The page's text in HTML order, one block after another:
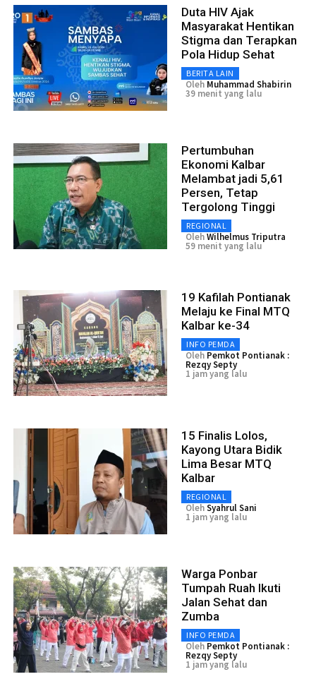
Duta HIV Ajak
Masyarakat Hentikan
Stigma dan Terapkan
Pola Hidup Sehat
BERITA LAIN
Oleh Muhammad Shabirin
39 menit yang lalu
Pertumbuhan
Ekonomi Kalbar
Melambat jadi 5,61
Persen, Tetap
Tergolong Tinggi
REGIONAL
OlehWilhelmus Triputra
59 menit yang lalu
19 Kafilah Pontianak
Melaju ke Final MTQ
Kalbar ke-34
INFO PEMDA
Oleh Pemkot Pontianak :
Rezqy Septy
1 jam yang lalu
15 Finalis Lolos,
Kayong Utara Bidik
Lima Besar MTQ
Kalbar
REGIONAL
OlehSyahrul Sani
1 jam yang lalu
Warga Ponbar
Tumpah Ruah Ikuti
Jalan Sehat dan
Zumba
INFO PEMDA
Oleh Pemkot Pontianak :
Rezqy Septy
1 jam yang lalu